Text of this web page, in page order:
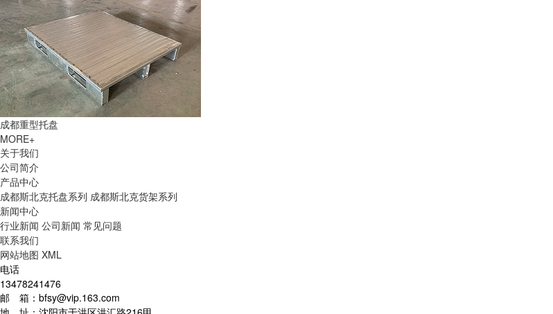
成都重型托盘
MORE+
关于我们
公司简介
产品中心
成都斯北克托盘系列 成都斯北克货架系列
新闻中心
行业新闻 公司新闻 常见问题
联系我们
网站地图 XML
电话
13478241476
邮 箱：bfsy@vip.163.com